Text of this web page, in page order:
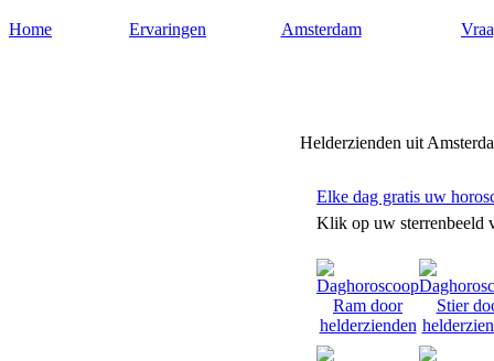
Home Ervaringen Amsterdam
Helderzienden uit
Elke dag gratis uw
Klik op uw sterrenbeeld